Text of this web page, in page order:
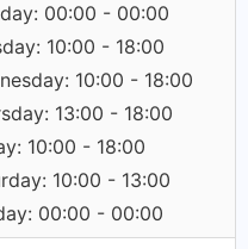
00:00 - 00:00
10:00 - 18:00
10:00 - 18:00
13:00 - 18:00
10:00 - 18:00
10:00 - 13:00
00:00 - 00:00